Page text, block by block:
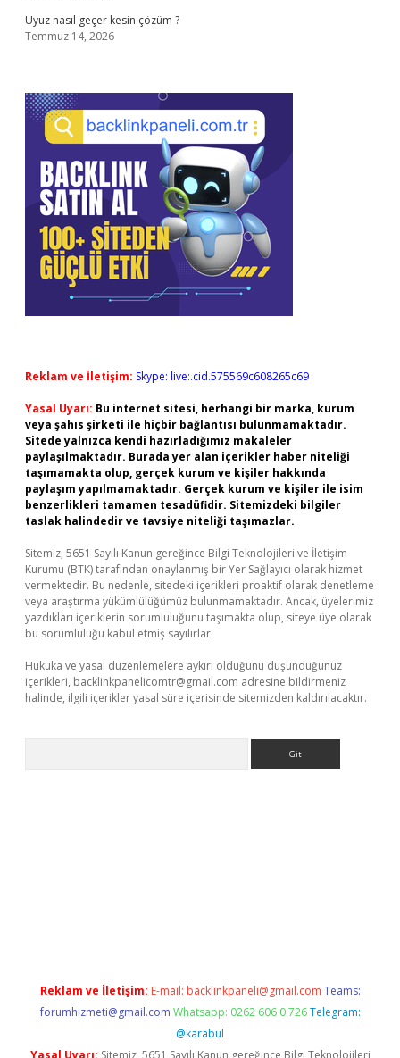
Uyuz nasıl geçer kesin çözüm ?
Temmuz 14, 2026
Reklam ve İletişim: Skype: live:.cid.575569c608265c69
Yasal Uyarı: Bu internet sitesi, herhangi bir marka, kurum
veya şahıs şirketi ile hiçbir bağlantısı bulunmamaktadır.
Sitede yalnızca kendi hazırladığımız makaleler
paylaşılmaktadır. Burada yer alan içerikler haber niteliği
taşımamakta olup, gerçek kurum ve kişiler hakkında
paylaşım yapılmamaktadır. Gerçek kurum ve kişiler ile isim
benzerlikleri tamamen tesadüfidir. Sitemizdeki bilgiler
taslak halindedir ve tavsiye niteliği taşımazlar.
Sitemiz, 5651 Sayılı Kanun gereğince Bilgi Teknolojileri ve İletişim
Kurumu (BTK) tarafından onaylanmış bir Yer Sağlayıcı olarak hizmet
vermektedir. Bu nedenle, sitedeki içerikleri proaktif olarak denetleme
veya araştırma yükümlülüğümüz bulunmamaktadır. Ancak, üyelerimiz
yazdıkları içeriklerin sorumluluğunu taşımakta olup, siteye üye olarak
bu sorumluluğu kabul etmiş sayılırlar.
Hukuka ve yasal düzenlemelere aykırı olduğunu düşündüğünüz
içerikleri, backlinkpanelicomtr@gmail.com adresine bildirmeniz
halinde, ilgili içerikler yasal süre içerisinde sitemizden kaldırılacaktır.
Reklam ve İletişim: E-mail: backlinkpaneli@gmail.com Teams:
forumhizmeti@gmail.com Whatsapp: 0262 606 0 726 Telegram:
@karabul
Yasal Uyarı: Sitemiz, 5651 Sayılı Kanun gereğince Bilgi Teknolojileri